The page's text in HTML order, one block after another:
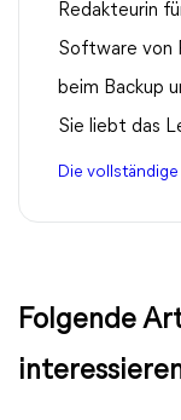
Redakteurin
Software von
beim Backup
Sie liebt das
Die
Folgende